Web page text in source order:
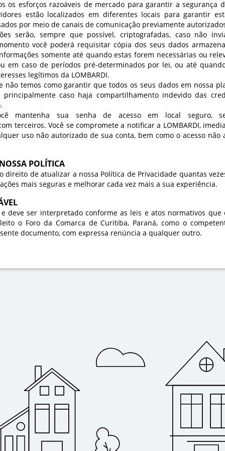
os esforços razoáveis de mercado para garantir a segurança
estão localizados em diferentes locais para garantir
por meio de canais de comunicação previamente
serão, sempre que possível, criptografadas, caso não
você poderá requisitar cópia dos seus dados
somente até quando estas forem necessárias ou
em caso de períodos pré-determinados por lei, ou até
legítimos da LOMBARDI.
não temos como garantir que todos os seus dados em nossa
principalmente caso haja compartilhamento indevido das
mantenha sua senha de acesso em local seguro,
terceiros. Você se compromete a notificar a LOMBARDI,
uso não autorizado de sua conta, bem como o acesso
POLÍTICA
direito de atualizar a nossa Política de Privacidade quantas
mais seguras e melhorar cada vez mais a sua experiência.
deve ser interpretado conforme as leis e atos normativos que
o Foro da Comarca de Curitiba, Paraná, como o
documento, com expressa renúncia a qualquer outro.